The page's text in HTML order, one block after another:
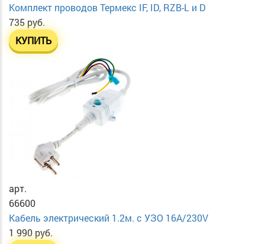
Комплект проводов Термекс IF, ID, RZB-L и D
735 руб.
КУПИТЬ
арт.
66600
Кабель электрический 1.2м. с УЗО 16А/230V
1 990 руб.